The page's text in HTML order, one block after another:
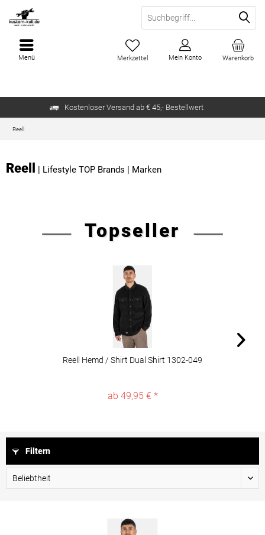
Kostenloser Versand ab € 45,- Bestellwert
Warenkorb
Merkzettel Mein Konto
Menü
Reell
Reell | Lifestyle TOP Brands | Marken
Topseller
Reell Hemd / Shirt Dual Shirt 1302-049
ab 49,95 € *
Filtern